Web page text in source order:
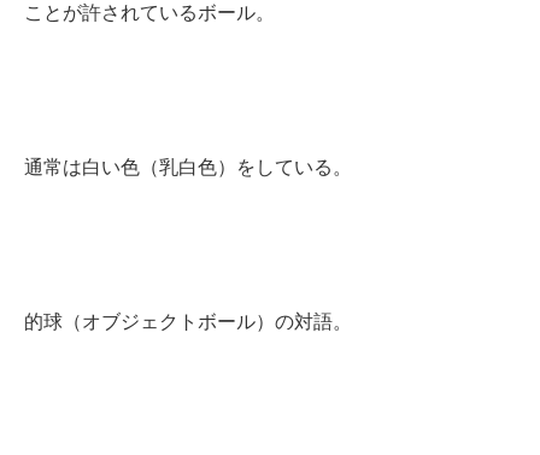
ことが許されているボール。
通常は白い色（乳白色）をしている。
的球（オブジェクトボール）の対語。